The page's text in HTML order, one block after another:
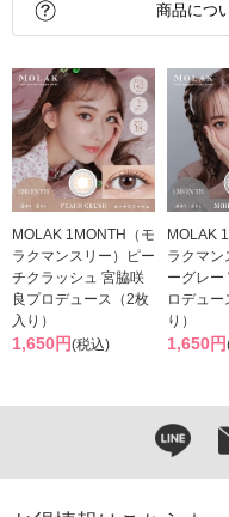
商品につ
MOLAK 1MONTH（モ
ラクマンスリー）ピー
チクラッシュ 宮脇咲
良プロデュース（2枚
入り）
1,650円(税込)
MOLAK
ラクマン
ーグレー
ロデュー
り）
1,650円